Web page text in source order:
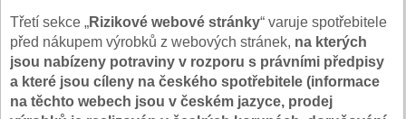
Třetí sekce „Rizikové webové stránky“ varuje spotřebitele
před nákupem výrobků z webových stránek, na kterých
jsou nabízeny potraviny v rozporu s právními předpisy
a které jsou cíleny na českého spotřebitele (informace
na těchto webech jsou v českém jazyce, prodej